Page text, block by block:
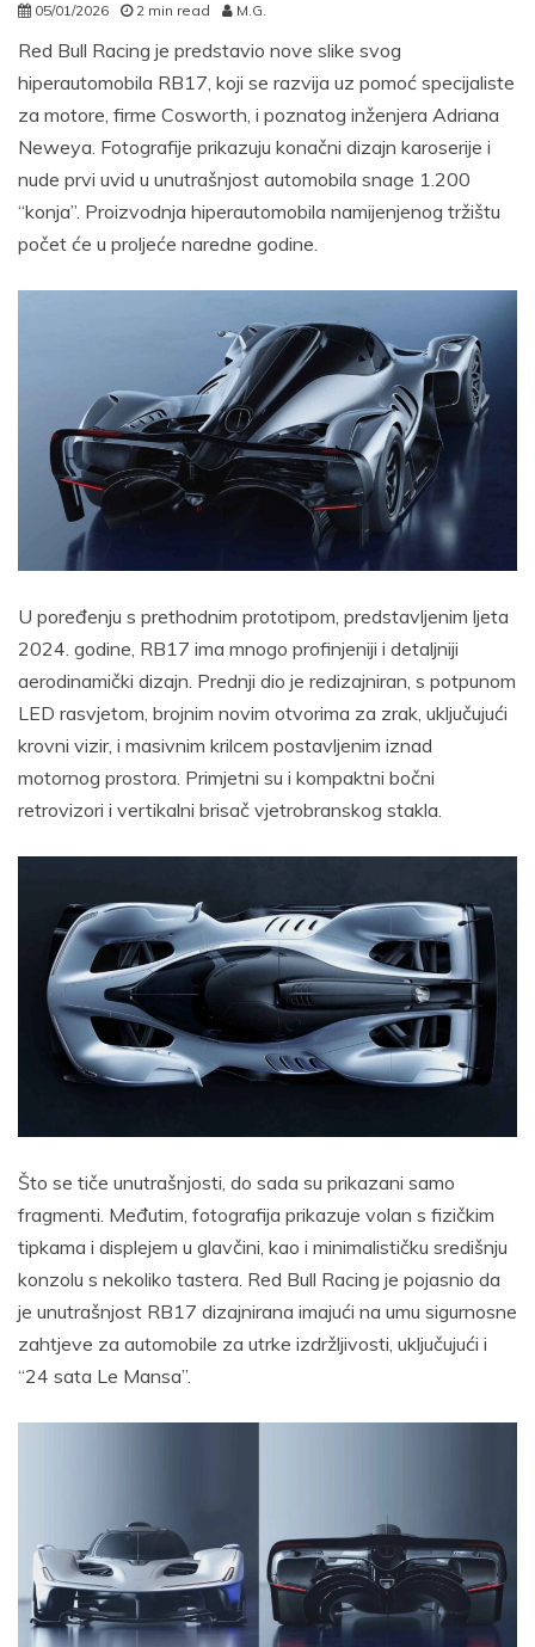
05/01/2026 2 min read M.G.
Red Bull Racing je predstavio nove slike svog
hiperautomobila RB17, koji se razvija uz pomoć specijaliste
za motore, firme Cosworth, i poznatog inženjera Adriana
Neweya. Fotografije prikazuju konačni dizajn karoserije i
nude prvi uvid u unutrašnjost automobila snage 1.200
“konja”. Proizvodnja hiperautomobila namijenjenog tržištu
počet će u proljeće naredne godine.
U poređenju s prethodnim prototipom, predstavljenim ljeta
2024. godine, RB17 ima mnogo profinjeniji i detaljniji
aerodinamički dizajn. Prednji dio je redizajniran, s potpunom
LED rasvjetom, brojnim novim otvorima za zrak, uključujući
krovni vizir, i masivnim krilcem postavljenim iznad
motornog prostora. Primjetni su i kompaktni bočni
retrovizori i vertikalni brisač vjetrobranskog stakla.
Što se tiče unutrašnjosti, do sada su prikazani samo
fragmenti. Međutim, fotografija prikazuje volan s fizičkim
tipkama i displejem u glavčini, kao i minimalističku središnju
konzolu s nekoliko tastera. Red Bull Racing je pojasnio da
je unutrašnjost RB17 dizajnirana imajući na umu sigurnosne
zahtjeve za automobile za utrke izdržljivosti, uključujući i
“24 sata Le Mansa”.